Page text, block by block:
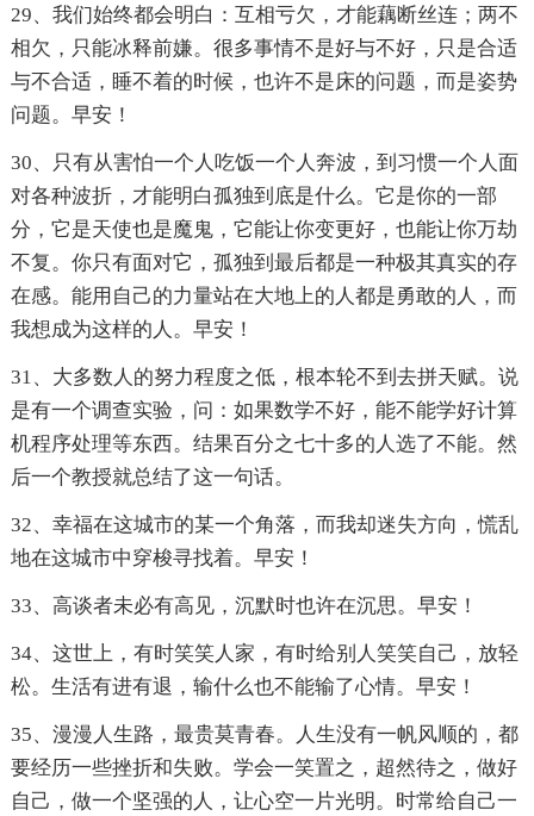
29、我们始终都会明白：互相亏欠，才能藕断丝连；两不
相欠，只能冰释前嫌。很多事情不是好与不好，只是合适
与不合适，睡不着的时候，也许不是床的问题，而是姿势
问题。早安！
30、只有从害怕一个人吃饭一个人奔波，到习惯一个人面
对各种波折，才能明白孤独到底是什么。它是你的一部
分，它是天使也是魔鬼，它能让你变更好，也能让你万劫
不复。你只有面对它，孤独到最后都是一种极其真实的存
在感。能用自己的力量站在大地上的人都是勇敢的人，而
我想成为这样的人。早安！
31、大多数人的努力程度之低，根本轮不到去拼天赋。说
是有一个调查实验，问：如果数学不好，能不能学好计算
机程序处理等东西。结果百分之七十多的人选了不能。然
后一个教授就总结了这一句话。
32、幸福在这城市的某一个角落，而我却迷失方向，慌乱
地在这城市中穿梭寻找着。早安！
33、高谈者未必有高见，沉默时也许在沉思。早安！
34、这世上，有时笑笑人家，有时给别人笑笑自己，放轻
松。生活有进有退，输什么也不能输了心情。早安！
35、漫漫人生路，最贵莫青春。人生没有一帆风顺的，都
要经历一些挫折和失败。学会一笑置之，超然待之，做好
自己，做一个坚强的人，让心空一片光明。时常给自己一